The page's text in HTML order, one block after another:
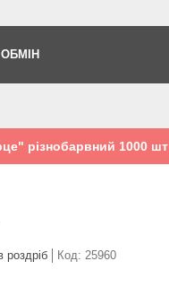
різнобарвний 1000 шт
роздріб Код: 25960